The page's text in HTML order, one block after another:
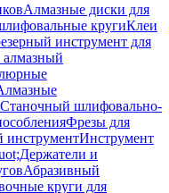
Алмазные диски для
кругиКлеи
инструмент для
Станочный шлифовально-
Фрезы для
инструментИнструмент
Держатели и
Абразивный
круги для